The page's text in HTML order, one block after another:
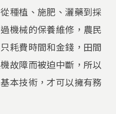
種植、施肥、灑藥到採
機械的保養維修，農民
耗費時間和金錢，田間
故障而被迫中斷，所以
本技術，才可以擁有務